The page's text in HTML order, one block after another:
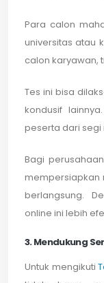
Para calon
universitas atau
calon karyawan,
Tes ini bisa
kondusif
peserta dari segi
Bagi
mempersiapkan
berlangsung.
online ini lebih
3. Mendukung
Untuk mengikuti